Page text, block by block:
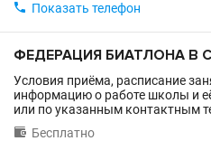
 Показать телефон
ФЕДЕРАЦИЯ БИАТЛОНА
Условия приёма, расписание
информацию о работе школы и
или по указанным контактным
 Бесплатно